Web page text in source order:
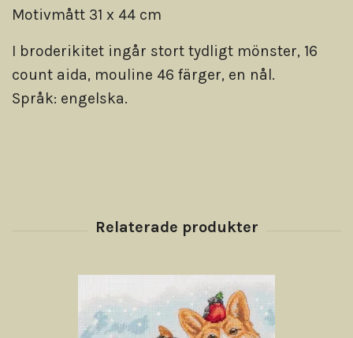
Motivmått 31 x 44 cm
I broderikitet ingår stort tydligt mönster, 16
count aida, mouline 46 färger, en nål.
Språk: engelska.